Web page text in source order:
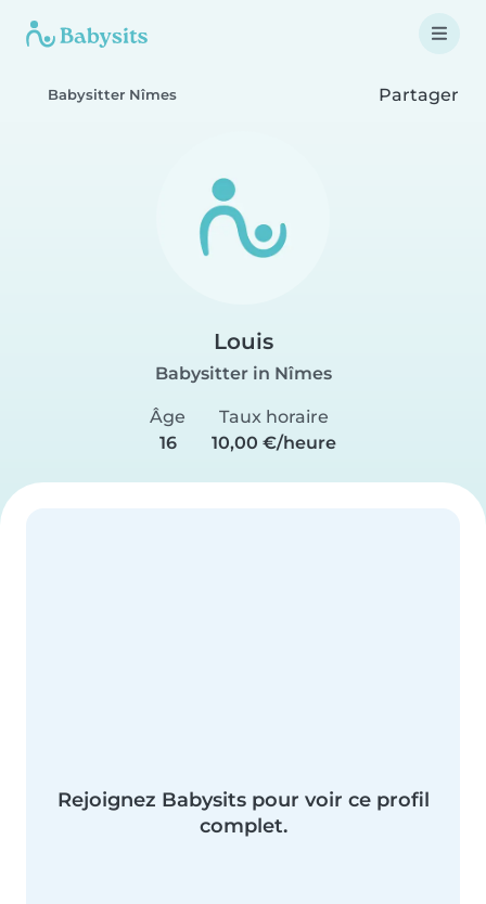
Babysitter Nîmes Partager
Louis
Babysitter in Nîmes
Âge
16
Taux horaire
10,00 €/heure
Rejoignez Babysits pour voir ce profil
complet.